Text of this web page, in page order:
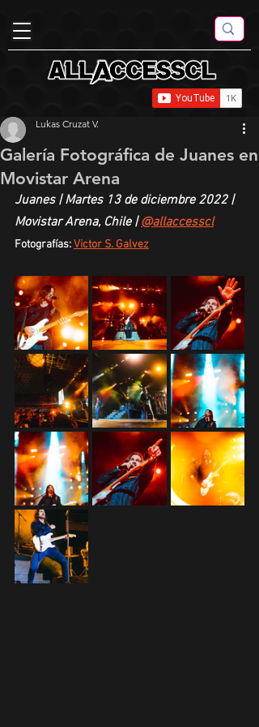
Galería Fotográfica de Juanes en
Movistar Arena
Lukas Cruzat V.
Juanes | Martes 13 de diciembre 2022 |
Movistar Arena, Chile | @allaccesscl
Fotografías: Victor S. Galvez